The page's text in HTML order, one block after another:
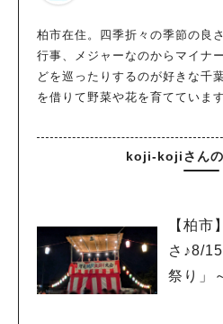
柏市在住。四季折々の季節の良
行事、メジャーなのからマイナ
どを巡ったりするのが好きな千
を借りて野菜や花を育てています
koji-kojiさんの
【柏市
さ♪8/
祭り」